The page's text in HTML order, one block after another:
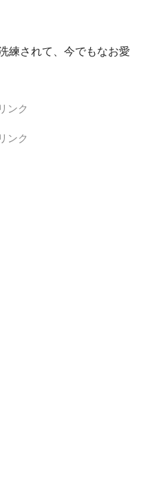
練されて、今でもなお愛
ンク
ンク